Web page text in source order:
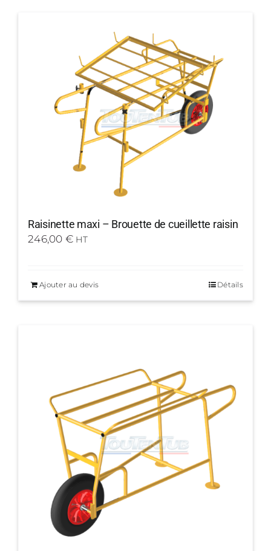
Raisinette maxi – Brouette de cueillette raisin
246,00 € HT
Ajouter au devis Détails